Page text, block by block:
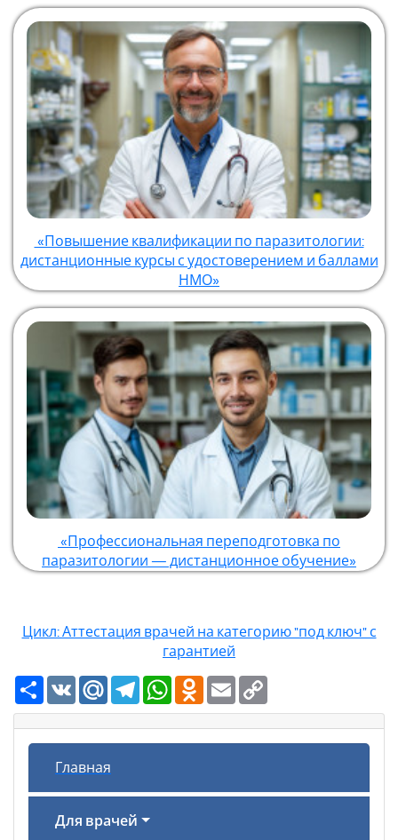
«Повышение квалификации по паразитологии:
дистанционные курсы с удостоверением и баллами
НМО»
«Профессиональная переподготовка по
паразитологии — дистанционное обучение»
Цикл: Аттестация врачей на категорию "под ключ" с
гарантией
Ресурс
VK Mail.RuTelegramWhatsAppOdnoklassniki
Email
Главная
Для врачей